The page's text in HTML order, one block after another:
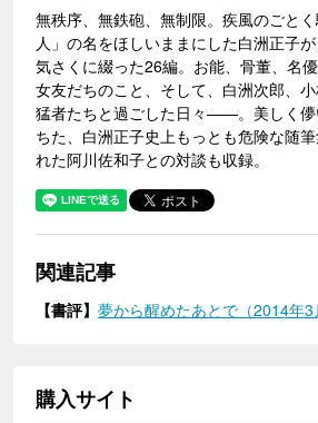
無秩序、無鉄砲、無制限。疾風のごと
人」の名をほしいままにした白洲正子
気さくに綴った26編。お能、骨董、名
女友だちのこと、そして、白洲次郎、
猛者たちと過ごした日々――。美しく儚
ちた、白洲正子史上もっとも危険な随
れた阿川佐和子との対談も収録。
関連記事
【書評】 夢から醒めたあとで（2014年
購入サイト